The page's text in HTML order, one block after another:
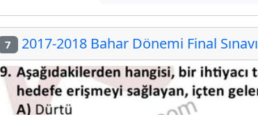
7 2017-2018 Bahar Dönemi Final Sınavı